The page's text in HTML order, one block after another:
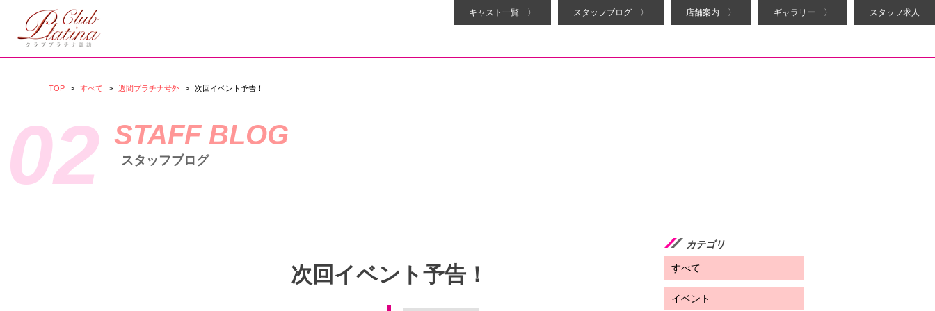
キャスト一覧 〉 スタッフブログ 〉 店舗案内 〉 ギャラリー 〉 スタッフ求人
TOP > すべて > 週間プラチナ号外 > 次回イベント予告！
02 STAFF BLOG
スタッフブログ
次回イベント予告！
カテゴリ
すべて
イベント